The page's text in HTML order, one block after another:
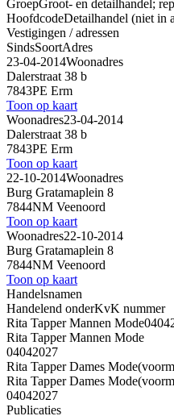
GroepGroot- en detailhandel;
HoofdcodeDetailhandel (niet in
Vestigingen / adressen
SindsSoortAdres
23-04-2014Woonadres
Dalerstraat 38 b
7843PE Erm
Toon op kaart
Woonadres23-04-2014
Dalerstraat 38 b
7843PE Erm
Toon op kaart
22-10-2014Woonadres
Burg Gratamaplein 8
7844NM Veenoord
Toon op kaart
Woonadres22-10-2014
Burg Gratamaplein 8
7844NM Veenoord
Toon op kaart
Handelsnamen
Handelend onderKvK nummer
Rita Tapper Mannen Mode
Rita Tapper Mannen Mode
04042027
Rita Tapper Dames Mode
Rita Tapper Dames Mode
04042027
Publicaties